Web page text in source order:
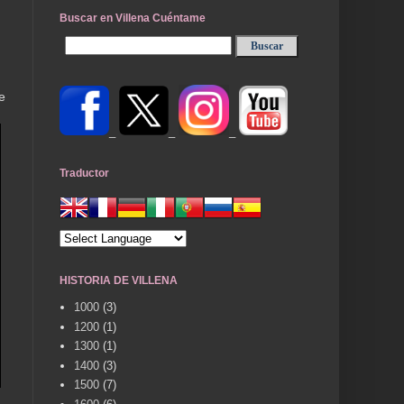
Buscar en Villena Cuéntame
Traductor
HISTORIA DE VILLENA
1000 (3)
1200 (1)
1300 (1)
1400 (3)
1500 (7)